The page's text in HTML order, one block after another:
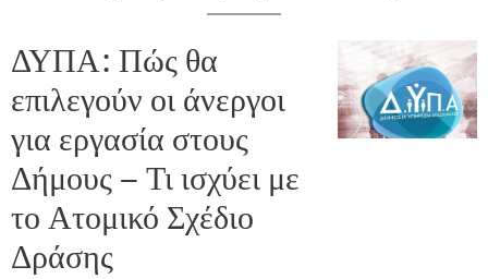
ΔΥΠΑ: Πώς θα
επιλεγούν οι άνεργοι
για εργασία στους
Δήμους – Τι ισχύει με
το Ατομικό Σχέδιο
Δράσης